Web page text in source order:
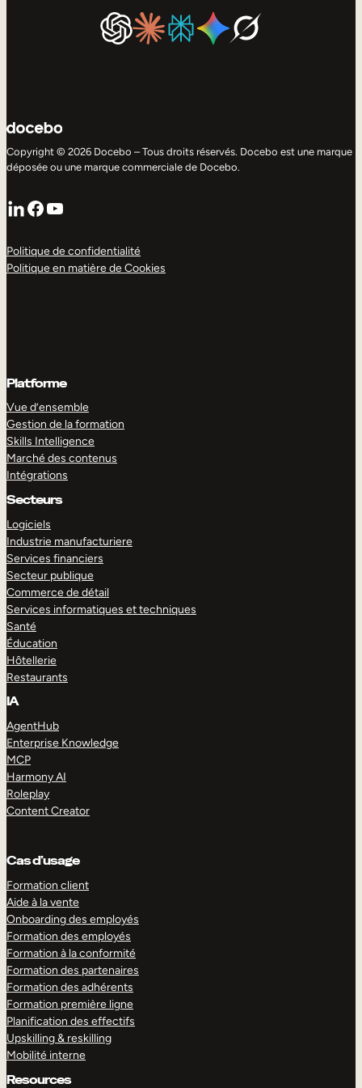
Copyright © 2026 Docebo – Tous droits réservés. Docebo est une marque
déposée ou une marque commerciale de Docebo.
LinkedIn
Facebook
YouTube
Politique de confidentialité
Politique en matière de Cookies
Platforme
Vue d’ensemble
Gestion de la formation
Skills Intelligence
Marché des contenus
Intégrations
Secteurs
Logiciels
Industrie manufacturiere
Services financiers
Secteur publique
Commerce de détail
Services informatiques et techniques
Santé
Éducation
Hôtellerie
Restaurants
IA
AgentHub
Enterprise Knowledge
MCP
Harmony AI
Roleplay
Content Creator
Cas d’usage
Formation client
Aide à la vente
Onboarding des employés
Formation des employés
Formation à la conformité
Formation des partenaires
Formation des adhérents
Formation première ligne
Planification des effectifs
Upskilling & reskilling
Mobilité interne
Resources